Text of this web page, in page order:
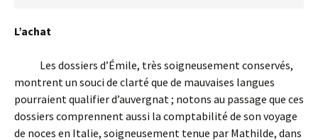
L’achat
Les dossiers d’Émile, très soigneusement conservés,
montrent un souci de clarté que de mauvaises langues
pourraient qualifier d’auvergnat ; notons au passage que ces
dossiers comprennent aussi la comptabilité de son voyage
de noces en Italie, soigneusement tenue par Mathilde, dans